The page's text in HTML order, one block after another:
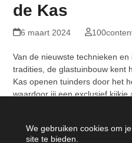
de Kas
6 maart 2024
Van de nieuwste technieken
tradities, de glastuinbouw kent
Kas openen tuinders door het
waardoor jij een exclusief
We gebruiken cookies om
site te bieden.